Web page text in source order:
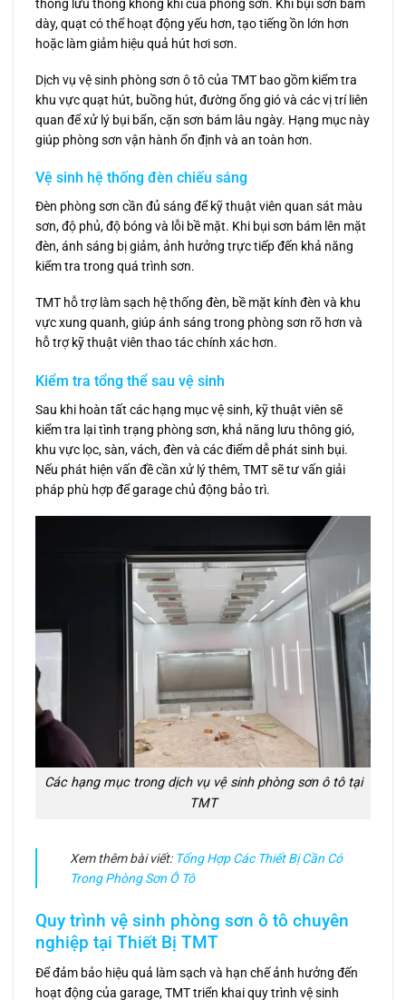
thống lưu thông không khí của phòng sơn. Khi bụi sơn bám
dày, quạt có thể hoạt động yếu hơn, tạo tiếng ồn lớn hơn
hoặc làm giảm hiệu quả hút hơi sơn.
Dịch vụ vệ sinh phòng sơn ô tô của TMT bao gồm kiểm tra
khu vực quạt hút, buồng hút, đường ống gió và các vị trí liên
quan để xử lý bụi bẩn, cặn sơn bám lâu ngày. Hạng mục này
giúp phòng sơn vận hành ổn định và an toàn hơn.
Vệ sinh hệ thống đèn chiếu sáng
Đèn phòng sơn cần đủ sáng để kỹ thuật viên quan sát màu
sơn, độ phủ, độ bóng và lỗi bề mặt. Khi bụi sơn bám lên mặt
đèn, ánh sáng bị giảm, ảnh hưởng trực tiếp đến khả năng
kiểm tra trong quá trình sơn.
TMT hỗ trợ làm sạch hệ thống đèn, bề mặt kính đèn và khu
vực xung quanh, giúp ánh sáng trong phòng sơn rõ hơn và
hỗ trợ kỹ thuật viên thao tác chính xác hơn.
Kiểm tra tổng thể sau vệ sinh
Sau khi hoàn tất các hạng mục vệ sinh, kỹ thuật viên sẽ
kiểm tra lại tình trạng phòng sơn, khả năng lưu thông gió,
khu vực lọc, sàn, vách, đèn và các điểm dễ phát sinh bụi.
Nếu phát hiện vấn đề cần xử lý thêm, TMT sẽ tư vấn giải
pháp phù hợp để garage chủ động bảo trì.
Các hạng mục trong dịch vụ vệ sinh phòng sơn ô tô tại
TMT
Xem thêm bài viết: Tổng Hợp Các Thiết Bị Cần Có
Trong Phòng Sơn Ô Tô
Quy trình vệ sinh phòng sơn ô tô chuyên
nghiệp tại Thiết Bị TMT
Để đảm bảo hiệu quả làm sạch và hạn chế ảnh hưởng đến
hoạt động của garage, TMT triển khai quy trình vệ sinh